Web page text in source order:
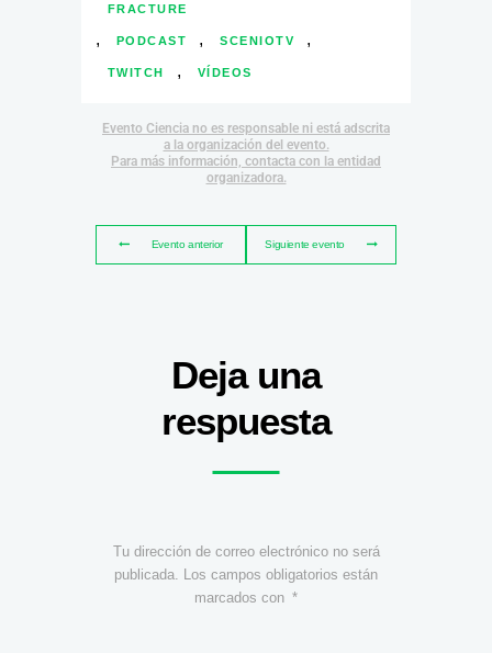
FRACTURE
, PODCAST , SCENIOTV ,
TWITCH , VÍDEOS
Evento Ciencia no es responsable ni está adscrita
a la organización del evento.
Para más información, contacta con la entidad
organizadora.
Evento anterior Siguiente evento
Deja una
respuesta
Tu dirección de correo electrónico no será
publicada. Los campos obligatorios están
marcados con *